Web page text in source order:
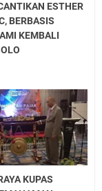
ESTHER
BERBASIS
KEMBALI
KUPAS